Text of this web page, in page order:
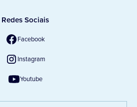
Redes Sociais
Facebook
Instagram
Youtube